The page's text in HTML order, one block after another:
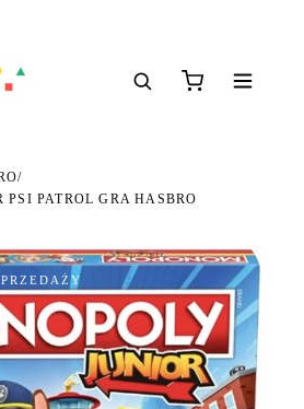
/
PSI PATROL GRA HASBRO